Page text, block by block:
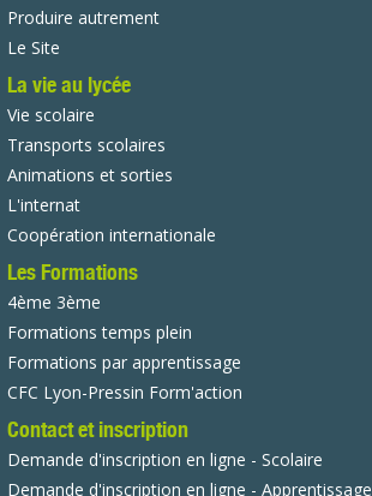
Produire autrement
Le Site
La vie au lycée
Vie scolaire
Transports scolaires
Animations et sorties
L'internat
Coopération internationale
Les Formations
4ème 3ème
Formations temps plein
Formations par apprentissage
CFC Lyon-Pressin Form'action
Contact et inscription
Demande d'inscription en ligne - Scolaire
Demande d'inscription en ligne - Apprentissage